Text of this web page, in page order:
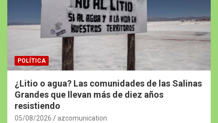
POLÍTICA
¿Litio o agua? Las comunidades de las Salinas
Grandes que llevan más de diez años
resistiendo
05/08/2026 azcomunication